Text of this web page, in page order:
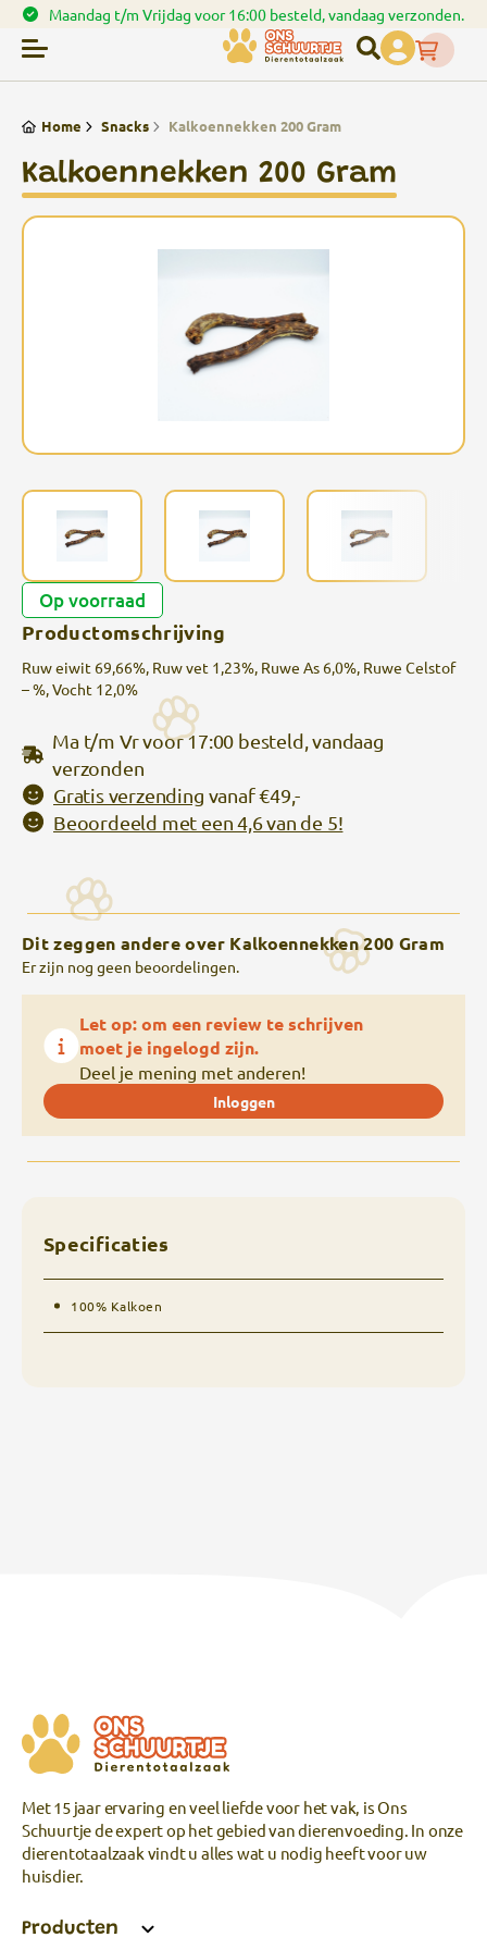
verzonden. Spaar punten bij uw bestellingen
Home Snacks Kalkoennekken 200 Gram
Kalkoennekken 200 Gram
Op voorraad
Productomschrijving
Ruw eiwit 69,66%, Ruw vet 1,23%, Ruwe As 6,0%, Ruwe Celstof
– %, Vocht 12,0%
Ma t/m Vr voor 17:00 besteld, vandaag
verzonden
Gratis verzending vanaf €49,-
Beoordeeld met een 4,6 van de 5!
Dit zeggen andere over Kalkoennekken 200 Gram
Er zijn nog geen beoordelingen.
Let op: om een review te schrijven
moet je ingelogd zijn.
Deel je mening met anderen!
Inloggen
Specificaties
100% Kalkoen
Met 15 jaar ervaring en veel liefde voor het vak, is Ons
Schuurtje de expert op het gebied van dierenvoeding. In onze
dierentotaalzaak vindt u alles wat u nodig heeft voor uw
huisdier.
Producten